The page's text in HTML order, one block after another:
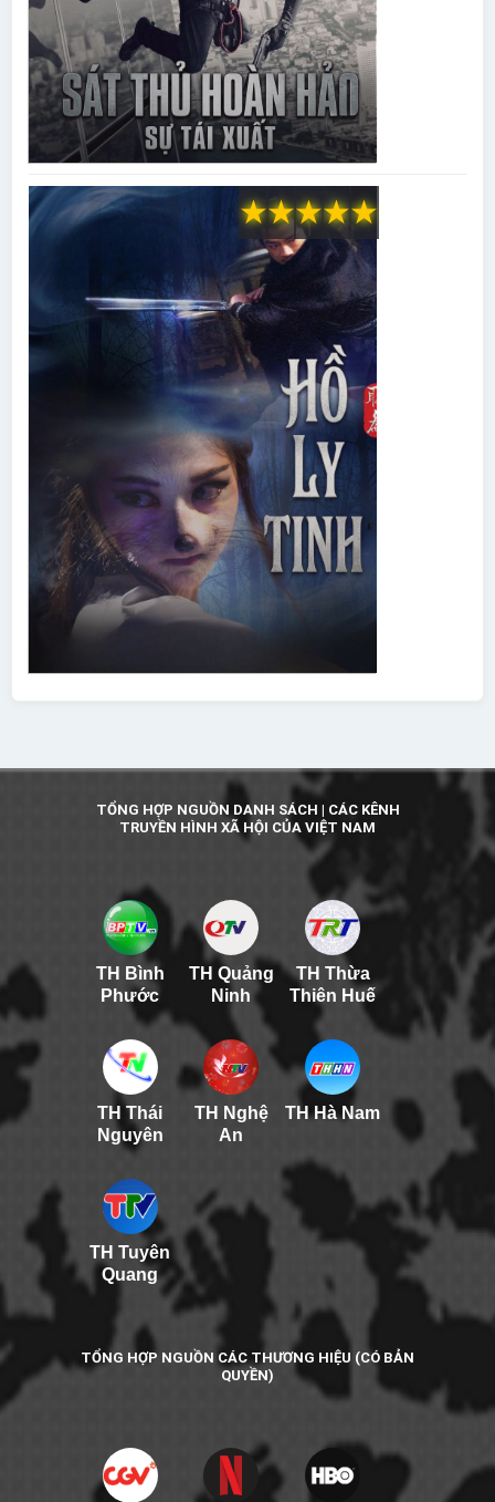
★
★
★
★
★
TỔNG HỢP NGUỒN DANH SÁCH | CÁC KÊNH
TRUYỀN HÌNH XÃ HỘI CỦA VIỆT NAM
TH Bình
Phước
TH Quảng
Ninh
TH Thừa
Thiên Huế
TH Thái
Nguyên
TH Nghệ
An
TH Hà Nam
TH Tuyên
Quang
TỔNG HỢP NGUỒN CÁC THƯƠNG HIỆU (CÓ BẢN
QUYỀN)